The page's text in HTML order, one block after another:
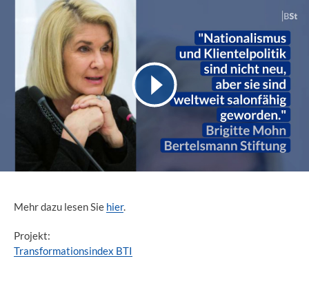
Mehr dazu lesen Sie hier.
Projekt:
Transformationsindex BTI